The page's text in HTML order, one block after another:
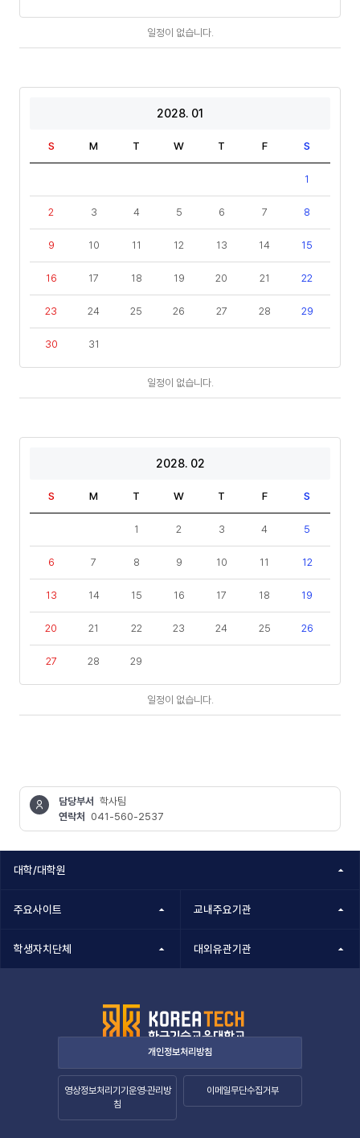
일정이 없습니다.
2028. 01
S M T W T F S
1
2 3 4 5 6 7 8
9 10 11 12 13 14 15
16 17 18 19 20 21 22
23 24 25 26 27 28 29
30 31
일정이 없습니다.
2028. 02
S M T W T F S
1 2 3 4 5
6 7 8 9 10 11 12
13 14 15 16 17 18 19
20 21 22 23 24 25 26
27 28 29
일정이 없습니다.
담당부서 학사팀
연락처
041-560-2537
대학/대학원
주요사이트 교내주요기관
학생자치단체 대외유관기관
개인정보처리방침
영상정보처리기기운영·관리방
침
이메일무단수집거부